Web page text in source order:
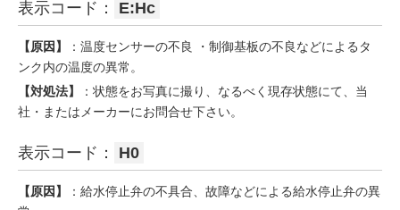
表示コード： E:Hc
【原因】
：温度センサーの不良 ・制御基板の不良などによるタ
ンク内の温度の異常。
【対処法】
：状態をお写真に撮り、なるべく現存状態にて、当
社・またはメーカーにお問合せ下さい。
表示コード： H0
【原因】
：給水停止弁の不具合、故障などによる給水停止弁の異